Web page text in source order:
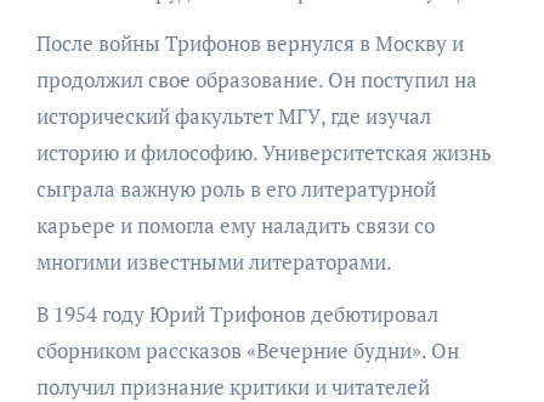
После войны Трифонов вернулся в Москву и
продолжил свое образование. Он поступил на
исторический факультет МГУ, где изучал
историю и философию. Университетская жизнь
сыграла важную роль в его литературной
карьере и помогла ему наладить связи со
многими известными литераторами.
В 1954 году Юрий Трифонов дебютировал
сборником рассказов «Вечерние будни». Он
получил признание критики и читателей